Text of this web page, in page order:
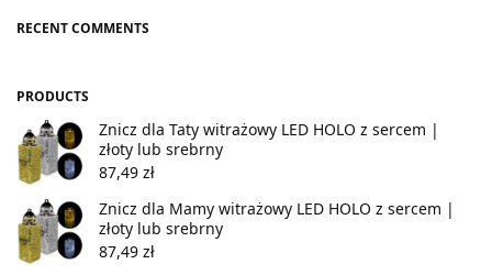
RECENT COMMENTS
PRODUCTS
Znicz dla Taty witrażowy LED HOLO z sercem |
złoty lub srebrny
87,49 zł
Znicz dla Mamy witrażowy LED HOLO z sercem |
złoty lub srebrny
87,49 zł